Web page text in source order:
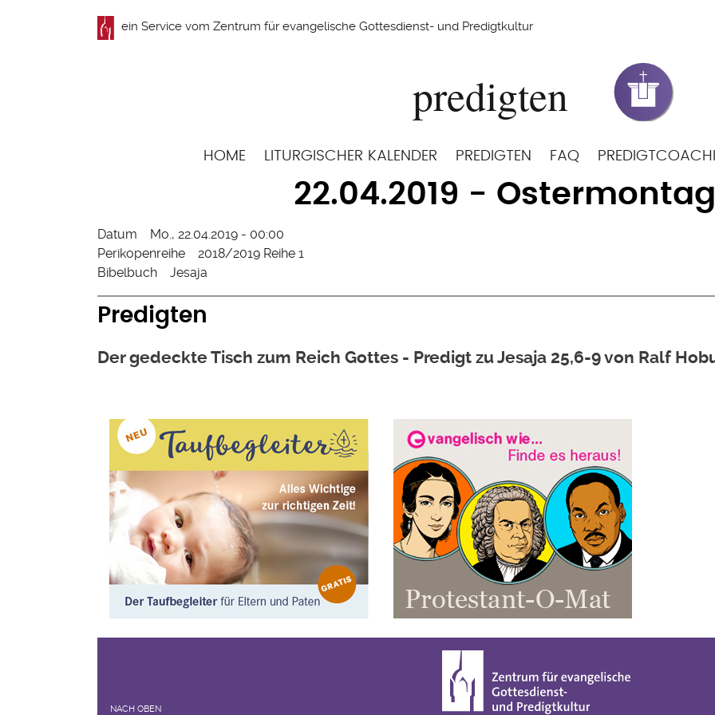
ein Service vom Zentrum für evangelische Gottesdienst- und Predigtkultur
Hauptnavigation
HOME LITURGISCHER KALENDER PREDIGTEN FAQ
22.04.2019 - Ostermontag
Datum
Mo., 22.04.2019 - 00:00
Perikopenreihe
2018/2019 Reihe 1
Bibelbuch
Jesaja
Predigten
Der gedeckte Tisch zum Reich Gottes - Predigt zu Jesaja 25,6-9 von Ralf
NACH OBEN